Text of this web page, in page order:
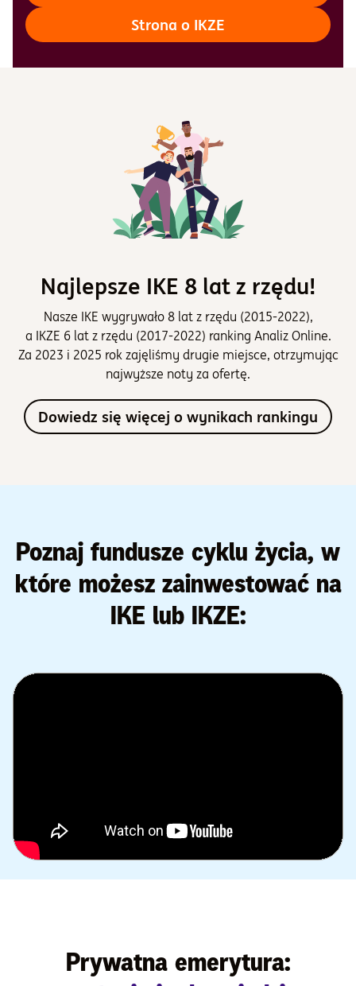
Strona o IKZE
Najlepsze IKE 8 lat z rzędu!
Nasze IKE wygrywało 8 lat z rzędu (2015-2022),
a IKZE 6 lat z rzędu (2017-2022) ranking Analiz Online.
Za 2023 i 2025 rok zajęliśmy drugie miejsce, otrzymując
najwyższe noty za ofertę.
Dowiedz się więcej o wynikach rankingu
Poznaj fundusze cyklu życia, w
które możesz zainwestować na
IKE lub IKZE:
Prywatna emerytura: